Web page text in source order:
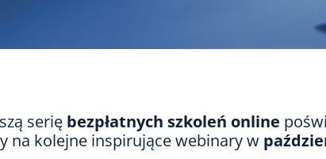
serię bezpłatnych szkoleń online
na kolejne inspirujące webinary w